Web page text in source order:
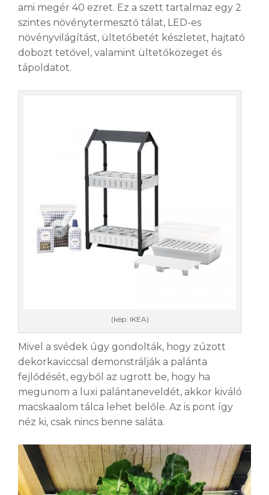
ami megér 40 ezret. Ez a szett tartalmaz egy 2
szintes növénytermesztő tálat, LED-es
növényvilágítást, ültetőbetét készletet, hajtató
dobozt tetővel, valamint ültetőközeget és
tápoldatot.
(kép: IKEA)
Mivel a svédek úgy gondolták, hogy zúzott
dekorkaviccsal demonstrálják a palánta
fejlődését, egyből az ugrott be, hogy ha
megunom a luxi palántaneveldét, akkor kiváló
macskaalom tálca lehet belőle. Az is pont így
néz ki, csak nincs benne saláta.